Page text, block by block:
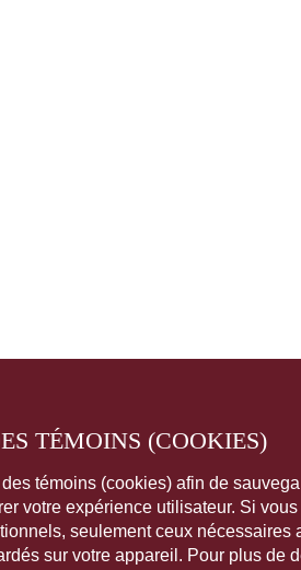
TÉMOINS (COOKIES)
témoins (cookies) afin de
votre expérience utilisateur. Si
seulement ceux nécessaires
sur votre appareil. Pour plus de